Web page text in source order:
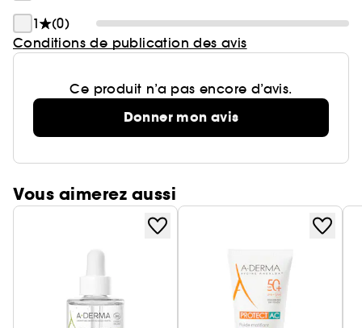
1
(0)
Conditions de publication des avis
Ce produit n’a pas encore d’avis.
Donner mon avis
Vous aimerez aussi